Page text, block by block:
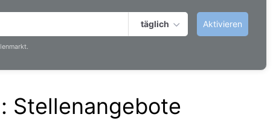
täglich Aktivieren
: Stellenangebote